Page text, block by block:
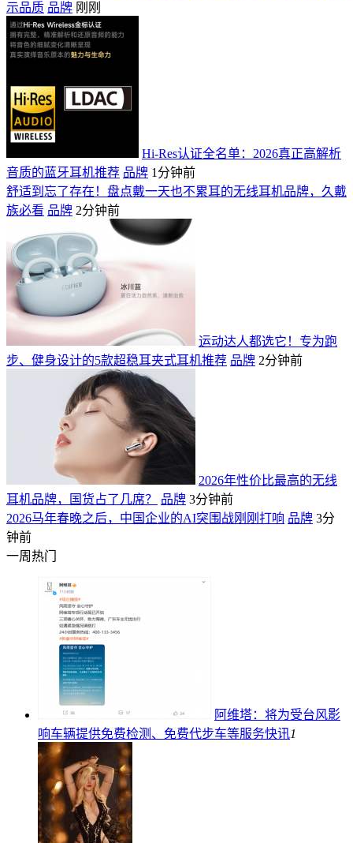
示品质 品牌 刚刚
Hi-Res认证全名单：2026真正高解析
音质的蓝牙耳机推荐 品牌 1分钟前
舒适到忘了存在！盘点戴一天也不累耳的无线耳机品牌，久戴
族必看 品牌 2分钟前
运动达人都选它！专为跑
步、健身设计的5款超稳耳夹式耳机推荐 品牌 2分钟前
2026年性价比最高的无线
耳机品牌，国货占了几席？
品牌 3分钟前
2026马年春晚之后，中国企业的AI突围战刚刚打响 品牌 3分
钟前
一周热门
阿维塔：将为受台风影
响车辆提供免费检测、免费代步车等服务快讯1